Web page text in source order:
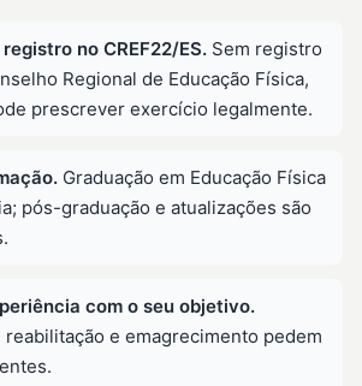
no CREF22/ES. Sem registro
Regional de Educação Física,
prescrever exercício legalmente.
Graduação em Educação Física
pós-graduação e atualizações são
com o seu objetivo.
e emagrecimento pedem